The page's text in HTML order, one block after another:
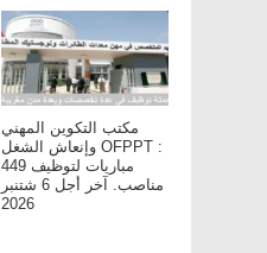
مكتب التكوين المهني
وإنعاش الشغل OFPPT :
مباريات لتوظيف 449
مناصب. آخر أجل 6 شتنبر
2026